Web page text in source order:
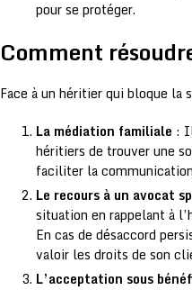
pour se protéger.
Comment
Face à un héritier qui bloque la
La médiation familiale :
héritiers de trouver une
faciliter la
Le recours à un avocat
situation en rappelant à
En cas de désaccord
valoir les droits de son
L’acceptation sous